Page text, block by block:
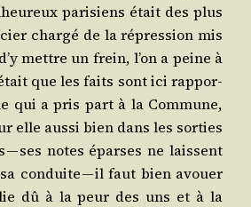
pari­siens était des plus
char­gé de la répres­sion mis
mettre un frein, l’on a peine à
que les faits sont ici rap­por­
qui a pris part à la Com­mune,
elle aus­si bien dans les sor­ties
— ses notes éparses ne laissent
conduite — il faut bien avouer
dû à la peur des uns et à la